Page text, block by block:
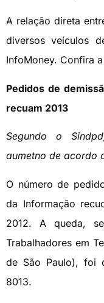
A relação direta
diversos veículos
InfoMoney. Confira
Pedidos de
recuam 2013
Segundo o
aumetno de acordo
O número de
da Informação
2012. A queda,
Trabalhadores em
de São Paulo), foi
8013.